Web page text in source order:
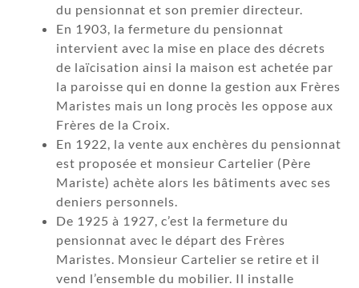
du pensionnat et son premier directeur.
En 1903, la fermeture du pensionnat
intervient avec la mise en place des décrets
de laïcisation ainsi la maison est achetée par
la paroisse qui en donne la gestion aux Frères
Maristes mais un long procès les oppose aux
Frères de la Croix.
En 1922, la vente aux enchères du pensionnat
est proposée et monsieur Cartelier (Père
Mariste) achète alors les bâtiments avec ses
deniers personnels.
De 1925 à 1927, c’est la fermeture du
pensionnat avec le départ des Frères
Maristes. Monsieur Cartelier se retire et il
vend l’ensemble du mobilier. Il installe